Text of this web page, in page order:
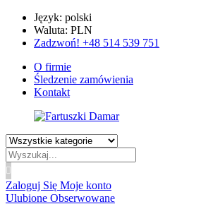
Język: polski
Waluta: PLN
Zadzwoń! +48 514 539 751
O firmie
Śledzenie zamówienia
Kontakt
Wyszukiwanie
produktów
Zaloguj Się Moje konto
Ulubione Obserwowane